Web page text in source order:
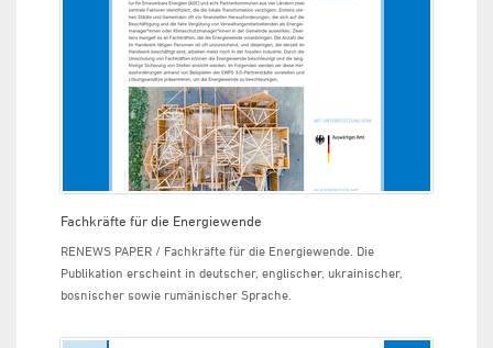
Fachkräfte für die Energiewende
RENEWS PAPER / Fachkräfte für die Energiewende. Die
Publikation erscheint in deutscher, englischer, ukrainischer,
bosnischer sowie rumänischer Sprache.